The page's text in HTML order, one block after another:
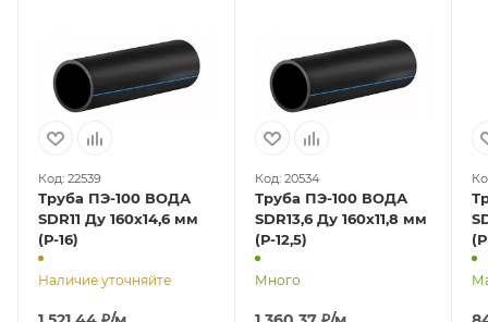
Код: 22539
Труба ПЭ-100 ВОДА
SDR11 Ду 160х14,6 мм
(Р-16)
Наличие уточняйте
Код: 20534
Труба ПЭ-100 ВОДА
SDR13,6 Ду 160х11,8 мм
(Р-12,5)
Много